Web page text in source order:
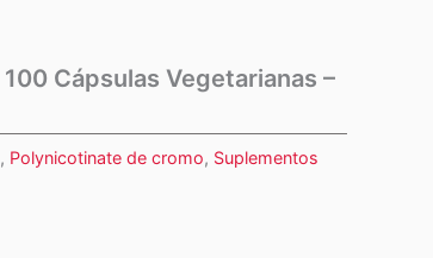
Cápsulas Vegetarianas –
, Polynicotinate de cromo, Suplementos